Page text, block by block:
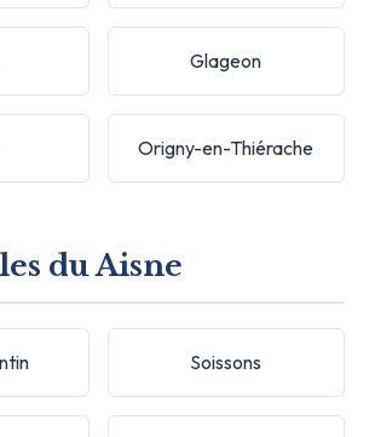
Glageon
Origny-en-Thiérache
du Aisne
Soissons